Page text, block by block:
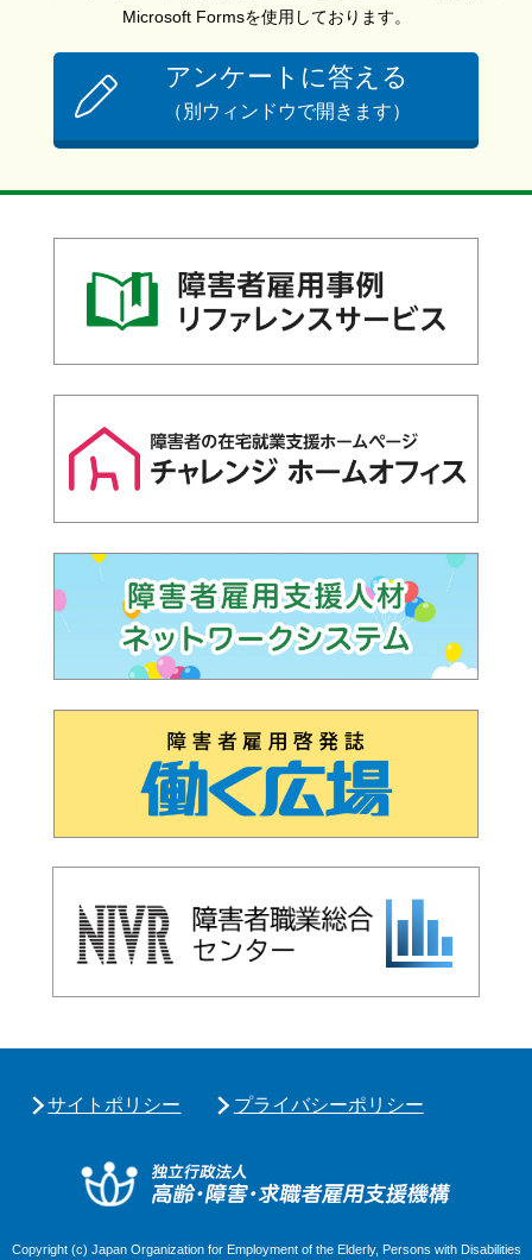
Microsoft Formsを使用しております。
アンケートに答える
（別ウィンドウで開きます）
サイトポリシー プライバシーポリシー
Copyright (c) Japan Organization for Employment of the Elderly, Persons with Disabilities